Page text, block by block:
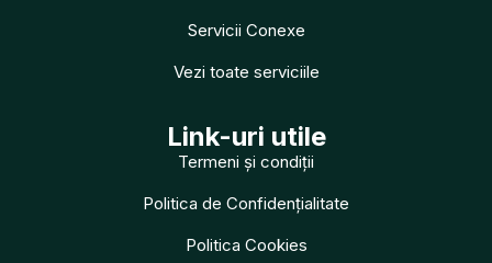
Servicii Conexe
Vezi toate serviciile
Link-uri utile
Termeni și condiții
Politica de Confidențialitate
Politica Cookies